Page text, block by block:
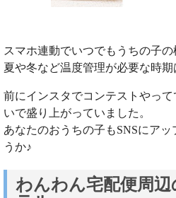
スマホ連動でいつでもうちの子
夏や冬など温度管理が必要な時期
前にインスタでコンテストやっ
いで盛り上がっていました。
あなたのおうちの子もSNSにア
うか♪
わんわん宅配便周